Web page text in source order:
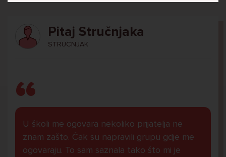
Pitaj Stručnjaka
STRUCNJAK
U školi me ogovara nekoliko prijatelja ne
znam zašto. Čak su napravili grupu gdje me
ogovaraju. To sam saznala tako što mi je